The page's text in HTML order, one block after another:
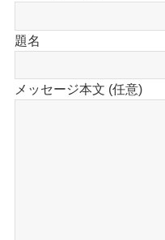
題名
メッセージ本文 (任意)